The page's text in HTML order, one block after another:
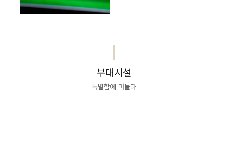
부대시설
특별함에 머물다